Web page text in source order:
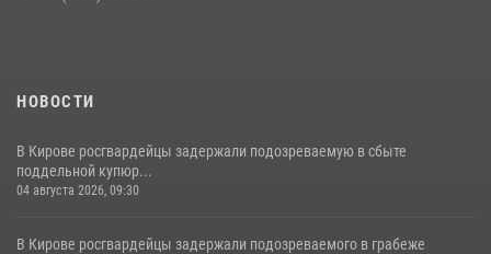
НОВОСТИ
В Кирове росгвардейцы задержали подозреваемую в сбыте
поддельной купюр...
04 августа 2026, 09:30
В Кирове росгвардейцы задержали подозреваемого в грабеже